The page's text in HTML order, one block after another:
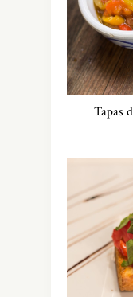
Tapas